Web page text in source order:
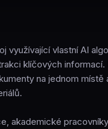
využívající vlastní AI
klíčových
na jednom místě
akademické